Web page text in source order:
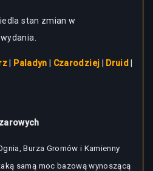
stan zmian w
Paladyn Czarodziej Druid
Burza Gromów i Kamienny
samą moc bazową wynoszącą